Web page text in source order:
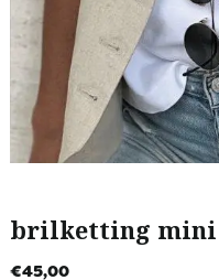
brilketting mini
€45,00